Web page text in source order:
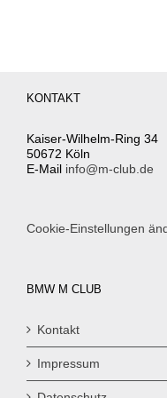
KONTAKT
Kaiser-Wilhelm-Ring 34
50672 Köln
E-Mail info@m-club.de
Cookie-Einstellungen
BMW M CLUB
Kontakt
Impressum